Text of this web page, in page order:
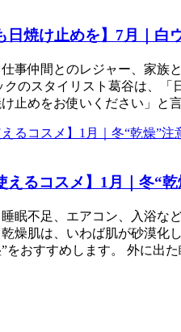
日焼け止めを】7月｜
事仲間とのレジャー、家
のスタイリスト葛谷は、
止めをお使いください」と
えるコスメ】1月｜冬“
眠不足、エアコン、入浴な
燥肌は、いわば肌が砂漠化
をおすすめします。 外に出